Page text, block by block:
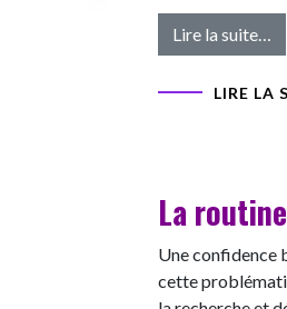
Lire la suite…
LIRE LA
La
Une confidence
cette